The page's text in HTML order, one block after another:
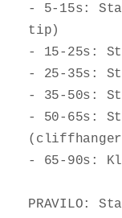
- 5-15s:
tip)
- 15-25s:
- 25-35s:
- 35-50s:
- 50-65s:
- 65-90s:
PRAVILO: